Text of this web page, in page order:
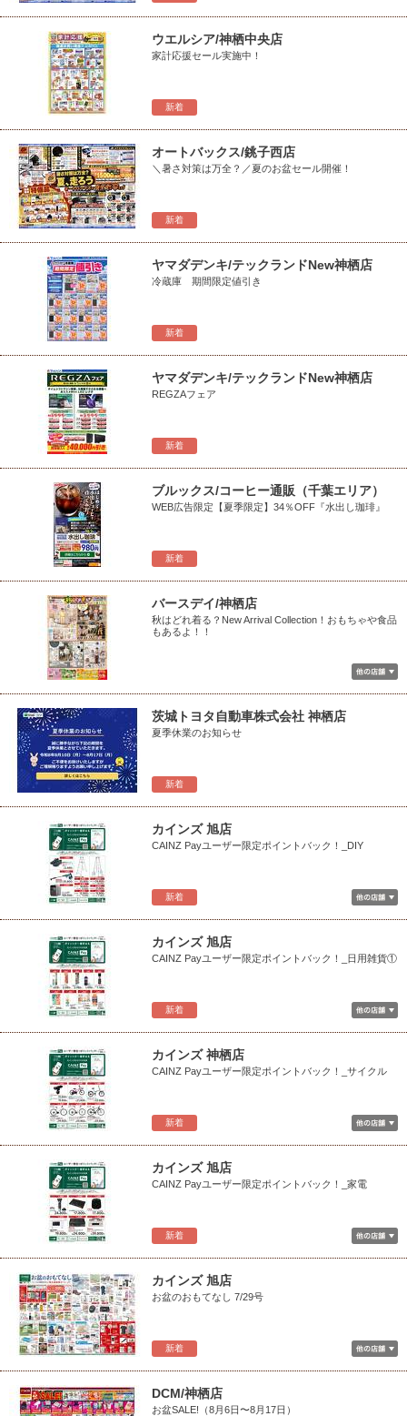
新着
ウエルシア/神栖中央店
家計応援セール実施中！
新着
オートバックス/銚子西店
＼暑さ対策は万全？／夏のお盆セール開催！
新着
ヤマダデンキ/テックランドNew神栖店
冷蔵庫 期間限定値引き
新着
ヤマダデンキ/テックランドNew神栖店
REGZAフェア
新着
ブルックス/コーヒー通販（千葉エリア）
WEB広告限定【夏季限定】34％OFF『水出し珈琲』
バースデイ/神栖店
秋はどれ着る？New Arrival Collection！おもちゃや食品
もあるよ！！
新着
茨城トヨタ自動車株式会社 神栖店
夏季休業のお知らせ
新着
カインズ 旭店
CAINZ Payユーザー限定ポイントバック！_DIY
新着
カインズ 旭店
CAINZ Payユーザー限定ポイントバック！_日用雑貨①
新着
カインズ 神栖店
CAINZ Payユーザー限定ポイントバック！_サイクル
新着
カインズ 旭店
CAINZ Payユーザー限定ポイントバック！_家電
新着
カインズ 旭店
お盆のおもてなし 7/29号
DCM/神栖店
お盆SALE!（8月6日〜8月17日）